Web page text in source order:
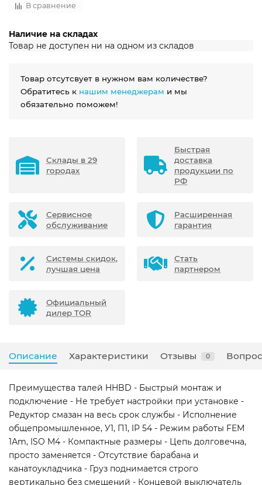
В сравнение
Наличие на складах
Товар не доступен ни на одном из складов
Товар отсутсвует в нужном вам количестве?
Обратитесь к нашим менеджерам и мы
обязательно поможем!
Склады в 29
городах
Быстрая
доставка
продукции по
РФ
Сервисное
обслуживание
Расширенная
гарантия
Системы скидок,
лучшая цена
Стать
партнером
Официальный
дилер TOR
Описание Характеристики Отзывы 0
Преимущества талей HHBD - Быстрый монтаж и
подключение - Не требует настройки при установке -
Редуктор смазан на весь срок службы - Исполнение
общепромышленное, У1, П1, IP 54 - Режим работы FEM
1Аm, ISO M4 - Компактные размеры - Цепь долговечна,
просто заменяется - Отсутствие барабана и
канатоукладчика - Груз поднимается строго
вертикально без смещений - Концевой выключатель